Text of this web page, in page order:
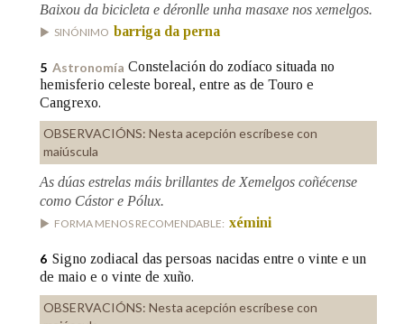
OUTRAS OPCIÓNS DE BUSCA
Marcas gramaticais
Pertence a
LIMPAR
Baixou da bicicleta e déronlle unha masaxe nos xemelgos.
SINÓNIMO barriga da perna
5 Astronomía Constelación do zodíaco situada no
hemisferio celeste boreal, entre as de Touro e
Cangrexo.
OBSERVACIÓNS: Nesta acepción escríbese con
maiúscula
As dúas estrelas máis brillantes de Xemelgos coñécense
como Cástor e Pólux.
FORMA MENOS RECOMENDABLE: xémini
6 Signo zodiacal das persoas nacidas entre o vinte e un
de maio e o vinte de xuño.
OBSERVACIÓNS: Nesta acepción escríbese con